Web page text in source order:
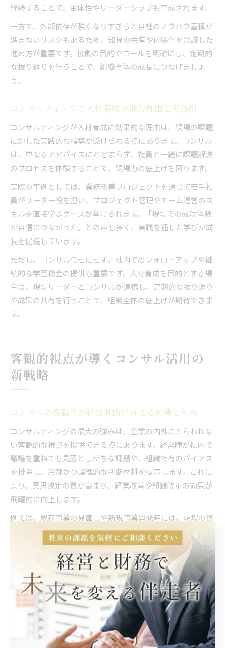
経験することで、主体性やリーダーシップも育成されます。
一方で、外部依存が強くなりすぎると自社のノウハウ蓄積が
進まないリスクもあるため、知見の共有や内製化を意識した
進め方が重要です。協働の目的やゴールを明確にし、定期的
な振り返りを行うことで、組織全体の成長につなげましょ
う。
コンサルティングで人材育成が進む理由と実践例
コンサルティングが人材育成に効果的な理由は、現場の課題
に即した実践的な指導が受けられる点にあります。コンサル
は、単なるアドバイスにとどまらず、社員と一緒に課題解決
のプロセスを体験することで、現場力の底上げを図ります。
実際の事例としては、業務改善プロジェクトを通じて若手社
員がリーダー役を担い、プロジェクト管理やチーム運営のス
キルを直接学ぶケースが挙げられます。「現場での成功体験
が自信につながった」との声も多く、実践を通じた学びが成
長を促進しています。
ただし、コンサル任せにせず、社内でのフォローアップや継
続的な学習機会の提供も重要です。人材育成を目的とする場
合は、現場リーダーとコンサルが連携し、定期的な振り返り
や成果の共有を行うことで、組織全体の底上げが期待できま
す。
客観的視点が導くコンサル活用の
新戦略
コンサルの客観性が経営判断に与える影響と利点
コンサルティングの最大の強みは、企業の内外にとらわれな
い客観的な視点を提供できる点にあります。経営陣が社内で
議論を重ねても見落としがちな課題や、組織特有のバイアス
を排除し、冷静かつ論理的な判断材料を提示します。これに
より、意思決定の質が高まり、経営改善や組織改革の効果が
飛躍的に向上します。
例えば、既存事業の見直しや新規事業開発時には、現場の慣
習や過去の成功体験が判断を曇らせることがあります。コン
サルは外部のデータや業界全体の動向も踏まえた分析を行
い、経営陣が本質的な課題に目を向けるサポートをします。
その結果、短期的な利益のみならず、中長期的な成長戦略の
策定にもつながります。
注意点としては、客観性を活かすためにはコンサルと経営陣
の間で十分な情報共有と信頼関係の構築が不可欠です。単な
る外部意見として受け取るのではなく、自社の実情に即した
アドバイスとして活用する姿勢が大切です。